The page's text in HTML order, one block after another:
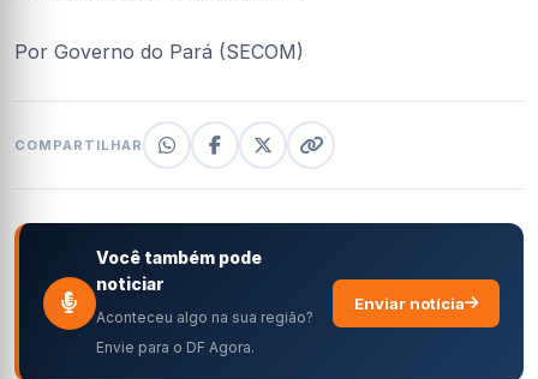
Por Governo do Pará (SECOM)
COMPARTILHAR
Você também pode
noticiar
Aconteceu algo na sua região?
Envie para o DF Agora.
Enviar notícia